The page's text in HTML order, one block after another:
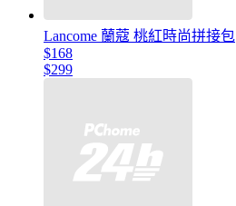
Lancome 蘭蔻 桃紅時尚拼接包
$168
$299